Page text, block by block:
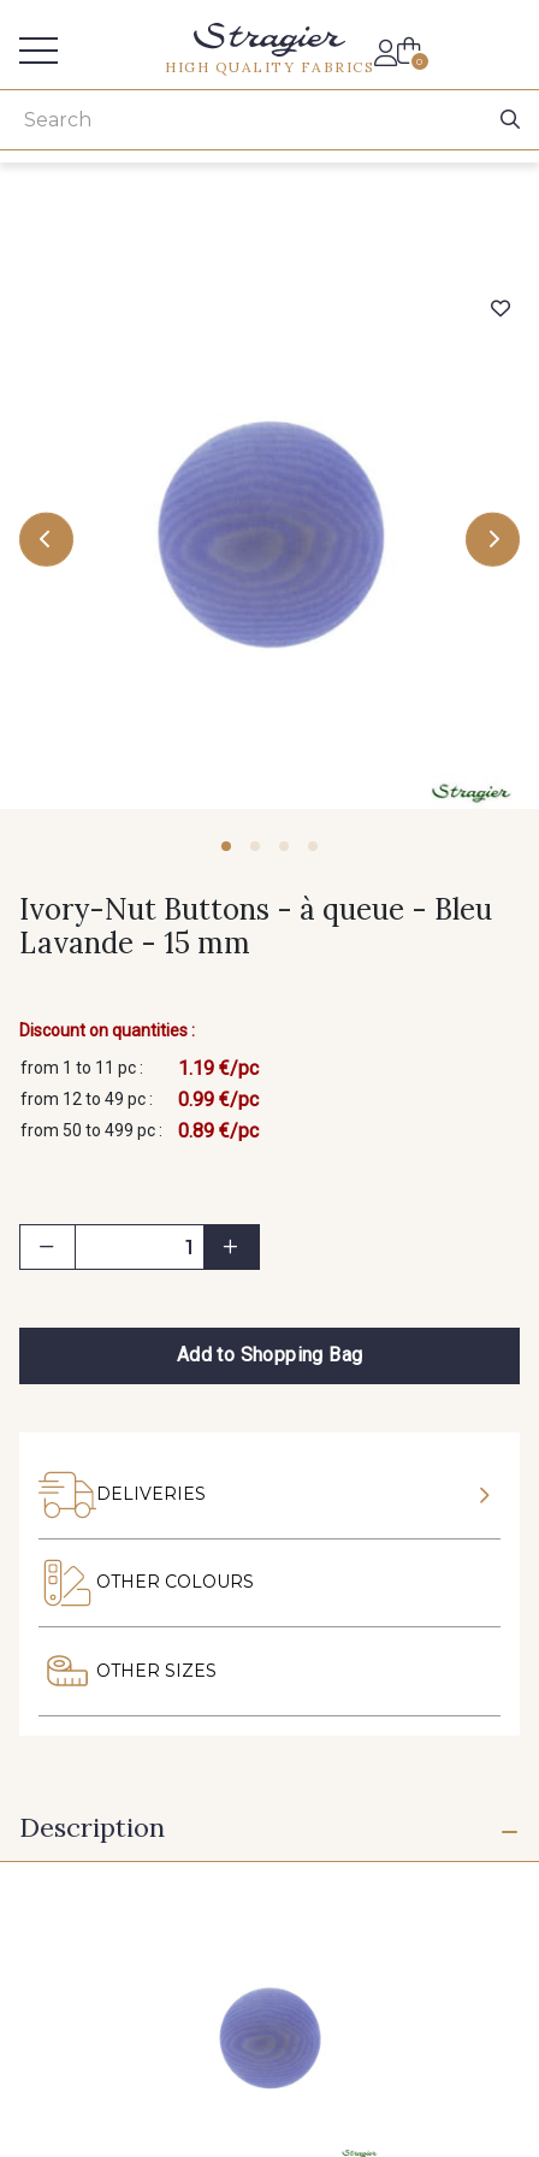
HIGH QUALITY FABRICS 0
Ivory-Nut Buttons - à queue - Bleu
Lavande - 15 mm
Discount on quantities :
from 1 to 11 pc :
1.19 €/pc
from 12 to 49 pc : 0.99 €/pc
from 50 to 499 pc : 0.89 €/pc
Add to Shopping Bag
DELIVERIES
OTHER COLOURS
OTHER SIZES
Description